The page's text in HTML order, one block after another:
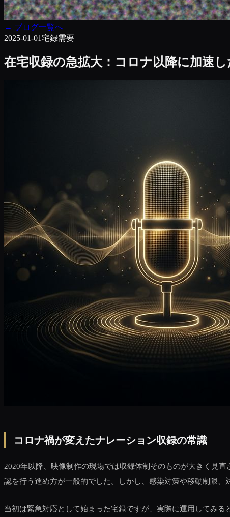
← ブログ一覧へ
2025-01-01宅録需要
在宅収録の急拡大：コロナ以降に加速
コロナ禍が変えたナレーション収録の常識
2020年以降、映像制作の現場では収録体制そのものが大きく見
認を行う進め方が一般的でした。しかし、感染対策や移動制限
当初は緊急対応として始まった宅録ですが、実際に運用してみ